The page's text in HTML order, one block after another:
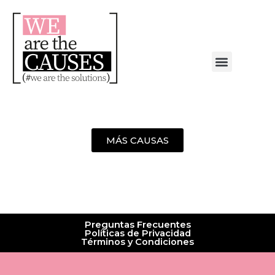
content
Menu
MÁS CAUSAS
Preguntas Frecuentes
Políticas de Privacidad
Términos y Condiciones